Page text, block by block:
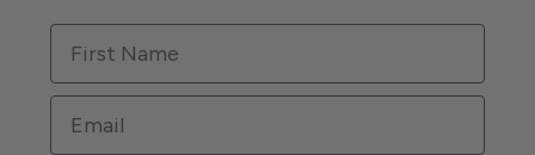
First Name
Email